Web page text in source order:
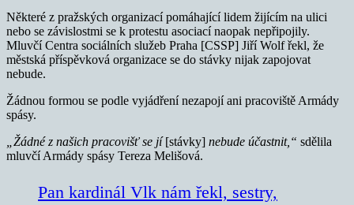
Některé z pražských organizací pomáhající lidem žijícím na ulici
nebo se závislostmi se k protestu asociací naopak nepřipojily.
Mluvčí Centra sociálních služeb Praha [CSSP] Jiří Wolf řekl, že
městská příspěvková organizace se do stávky nijak zapojovat
nebude.
Žádnou formou se podle vyjádření nezapojí ani pracoviště Armády
spásy.
„Žádné z našich pracovišť se jí[stávky] nebude účastnit,“ sdělila
mluvčí Armády spásy Tereza Melišová.
Pan kardinál Vlk nám řekl, sestry,